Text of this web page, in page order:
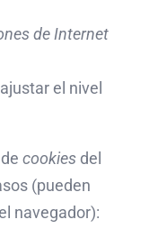
de Internet
el nivel
cookies del
(pueden
navegador):